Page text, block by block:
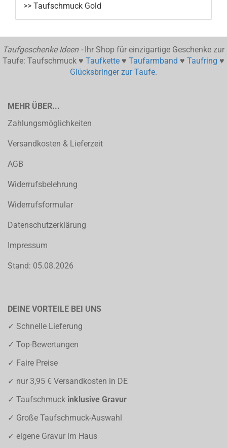
>> Taufschmuck Gold
Taufgeschenke Ideen - Ihr Shop für einzigartige Geschenke zur
Taufe: Taufschmuck ♥ Taufkette ♥ Taufarmband ♥ Taufring ♥
Glücksbringer zur Taufe.
MEHR ÜBER...
Zahlungsmöglichkeiten
Versandkosten & Lieferzeit
AGB
Widerrufsbelehrung
Widerrufsformular
Datenschutzerklärung
Impressum
Stand: 05.08.2026
DEINE VORTEILE BEI UNS
✓ Schnelle Lieferung
✓ Top-Bewertungen
✓ Faire Preise
✓ nur 3,95 € Versandkosten in DE
✓ Taufschmuck inklusive Gravur
✓ Große Taufschmuck-Auswahl
✓ eigene Gravur im Haus